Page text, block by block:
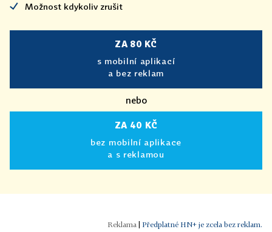
Možnost kdykoliv zrušit
ZA 80 KČ
s mobilní aplikací
a bez reklam
nebo
ZA 40 KČ
bez mobilní aplikace
a s reklamou
Předplatné HN+ je zcela bez reklam.